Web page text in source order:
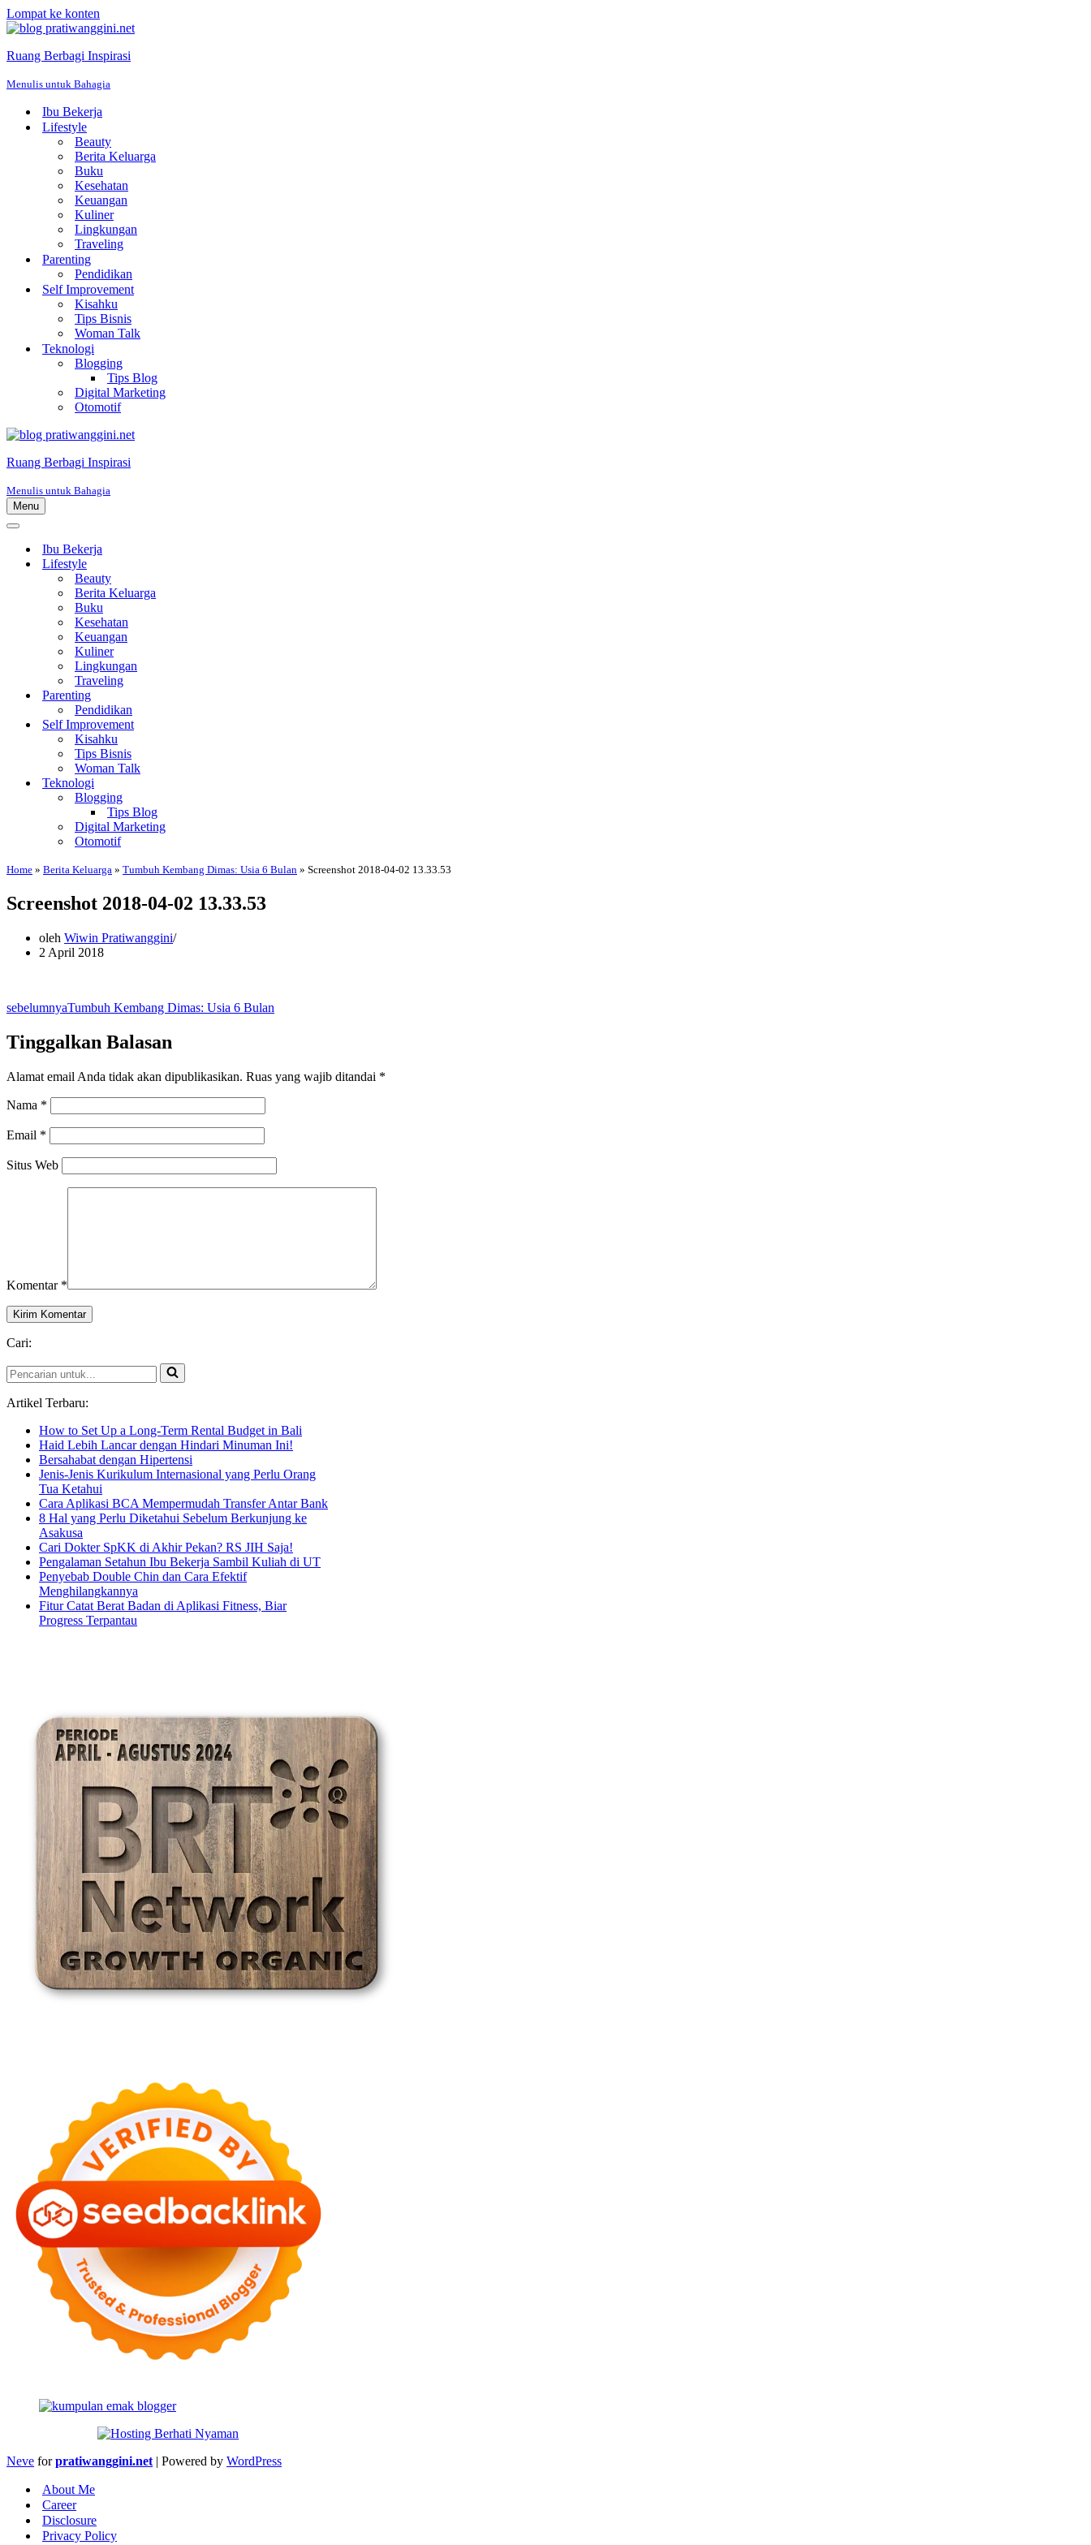
Lompat ke konten
Ruang Berbagi Inspirasi
Menulis untuk Bahagia
Ibu Bekerja
Lifestyle
Beauty
Berita Keluarga
Buku
Kesehatan
Keuangan
Kuliner
Lingkungan
Traveling
Parenting
Pendidikan
Self Improvement
Kisahku
Tips Bisnis
Woman Talk
Teknologi
Blogging
Tips Blog
Digital Marketing
Otomotif
Ruang Berbagi Inspirasi
Menulis untuk Bahagia
Menu
Menu
Menu
NavigasiIbu Bekerja
Lifestyle
Beauty
Berita Keluarga
Buku
Kesehatan
Keuangan
Kuliner
Lingkungan
Traveling
Parenting
Pendidikan
Self Improvement
Kisahku
Tips Bisnis
Woman Talk
Teknologi
Blogging
Tips Blog
Digital Marketing
Otomotif
Home » Berita Keluarga » Tumbuh Kembang Dimas: Usia 6 Bulan » Screenshot 2018-04-02 13.33.53
Screenshot 2018-04-02 13.33.53
oleh Wiwin Pratiwanggini
2 April 2018
sebelumnyaTumbuh Kembang Dimas: Usia 6 Bulan
Tinggalkan Balasan
Alamat email Anda tidak akan dipublikasikan. Ruas yang wajib ditandai *
Nama *
Email *
Situs Web
Komentar *
Cari:
Pencarian
untuk...
Artikel Terbaru:
How to Set Up a Long-Term Rental Budget in Bali
Haid Lebih Lancar dengan Hindari Minuman Ini!
Bersahabat dengan Hipertensi
Jenis-Jenis Kurikulum Internasional yang Perlu Orang
Tua Ketahui
Cara Aplikasi BCA Mempermudah Transfer Antar Bank
8 Hal yang Perlu Diketahui Sebelum Berkunjung ke
Asakusa
Cari Dokter SpKK di Akhir Pekan? RS JIH Saja!
Pengalaman Setahun Ibu Bekerja Sambil Kuliah di UT
Penyebab Double Chin dan Cara Efektif
Menghilangkannya
Fitur Catat Berat Badan di Aplikasi Fitness, Biar
Progress Terpantau
Neve forpratiwanggini.net | Powered by WordPress
About Me
Career
Disclosure
Privacy Policy